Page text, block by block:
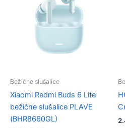
Bežične slušalice
Xiaomi Redmi Buds 6 Lite
bežične slušalice PLAVE
(BHR8660GL)